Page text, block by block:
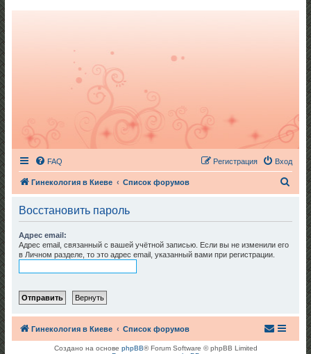
FAQ Вход
Регистрация
Гинекология в Киеве Список форумов
Восстановить пароль
Адрес email:
Адрес email, связанный с вашей учётной записью. Если вы не изменили его
в Личном разделе, то это адрес email, указанный вами при регистрации.
Гинекология в Киеве Список форумов
Создано на основе phpBB® Forum Software © phpBB Limited